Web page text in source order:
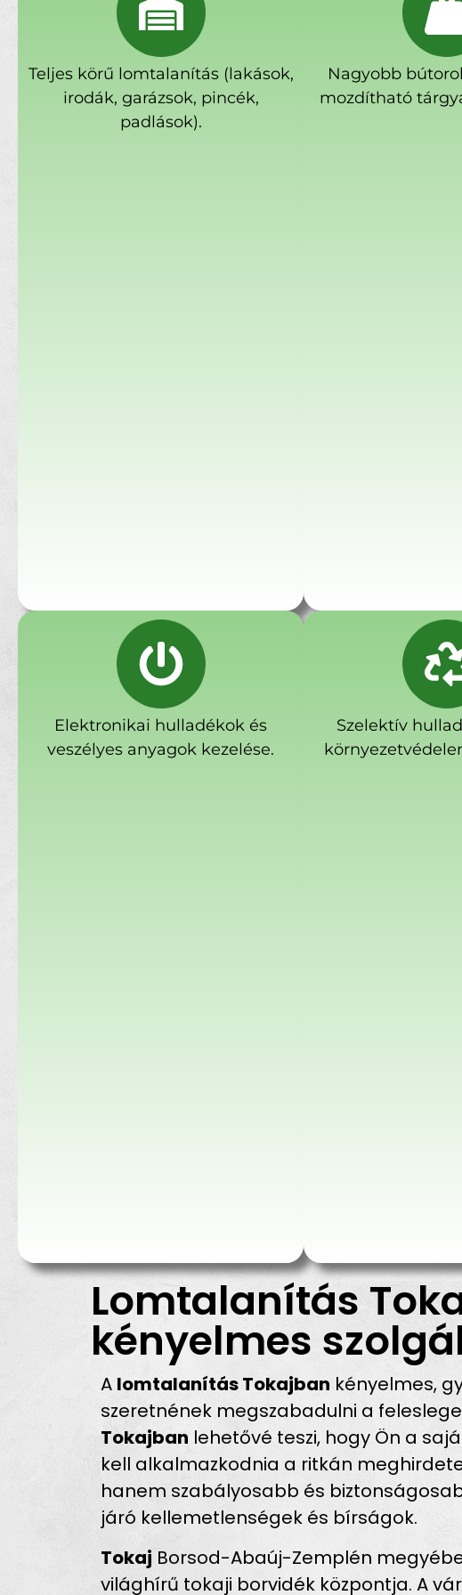
Teljes körű lomtalanítás (lakások,
irodák, garázsok, pincék,
padlások).
Nagyobb
mozdítható
Elektronikai hulladékok és
veszélyes anyagok kezelése.
Szelektív
Lomtalanítás
kényelmes
A lomtalanítás Tokajban kényelmes,
szeretnének megszabadulni a
Tokajban lehetővé teszi, hogy Ön a
kell alkalmazkodnia a ritkán
hanem szabályosabb és
járó kellemetlenségek és bírságok.
Tokaj Borsod-Abaúj-Zemplén
világhírű tokaji borvidék központja. A